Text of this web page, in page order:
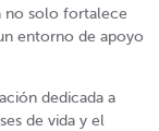
no solo fortalece
entorno de apoyo
dedicada a
de vida y el